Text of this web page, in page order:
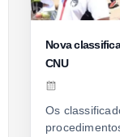
Nova
CNU
Os